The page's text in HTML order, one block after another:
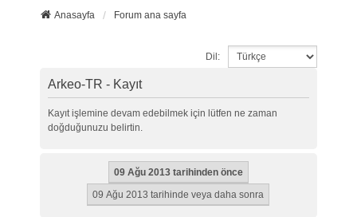
Anasayfa Forum ana sayfa
Dil:
Arkeo-TR - Kayıt
Kayıt işlemine devam edebilmek için lütfen ne zaman
doğduğunuzu belirtin.